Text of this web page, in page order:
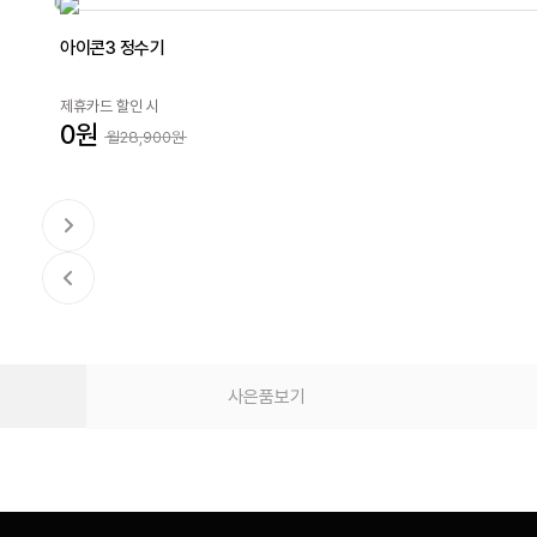
아이콘3 정수기
제휴카드 할인 시
0원 월28,900원
사은품보기